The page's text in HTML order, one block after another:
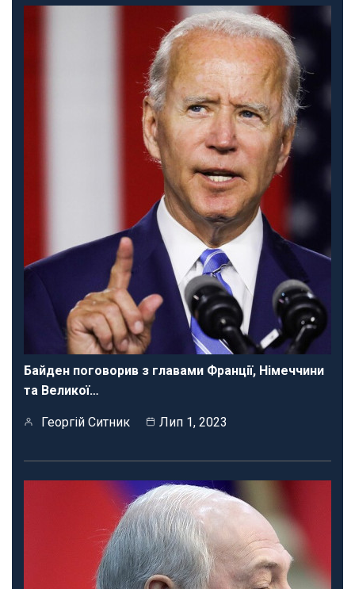
Байден поговорив з главами Франції, Німеччини
та Великої…
Георгій Ситник Лип 1, 2023